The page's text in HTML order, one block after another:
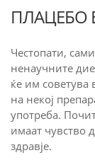
ПЛАЦЕБО
Честопати,
ненаучните
ќе им советува
на некој
употреба.
имаат чувство
здравје.